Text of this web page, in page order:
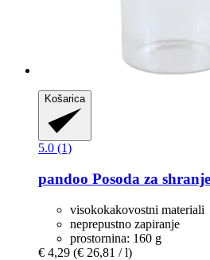
Košarica
5.0 (1)
pandoo Posoda za
visokokakovostni materiali
neprepustno zapiranje
prostornina: 160 g
€ 4,29 (€ 26,81 / l)